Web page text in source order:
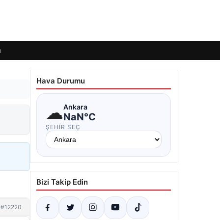
#12220
Hava Durumu
☁Ankara
NaN°C
ŞEHIR SEÇ
Bizi Takip Edin